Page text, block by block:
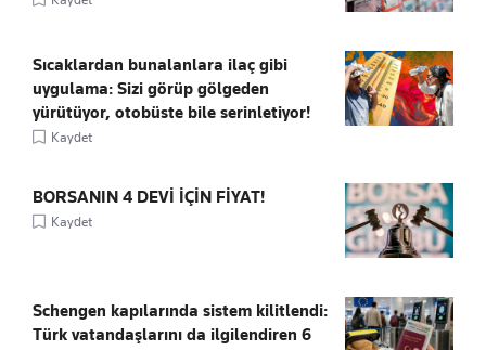
Sıcaklardan bunalanlara ilaç gibi
uygulama: Sizi görüp gölgeden
yürütüyor, otobüste bile serinletiyor!
Kaydet
BORSANIN 4 DEVİ İÇİN FİYAT!
Kaydet
Schengen kapılarında sistem kilitlendi:
Türk vatandaşlarını da ilgilendiren 6